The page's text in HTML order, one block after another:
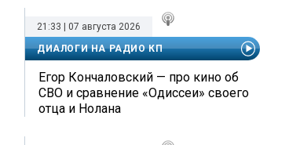
21:33 | 07 августа 2026
ДИАЛОГИ НА РАДИО КП
Егор Кончаловский — про кино об
СВО и сравнение «Одиссеи» своего
отца и Нолана